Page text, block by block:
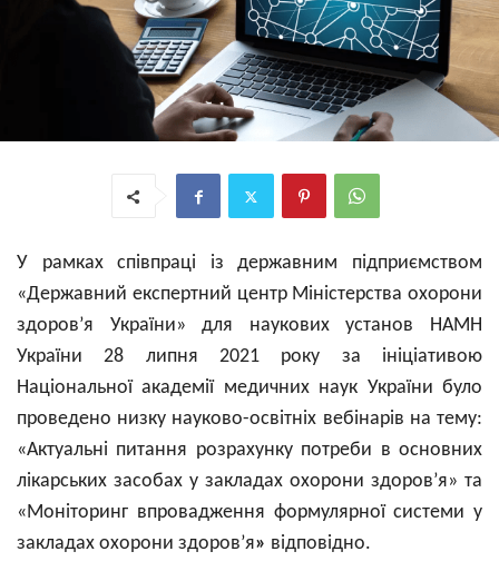
У рамках співпраці іздержавним підприємством
«Державний експертний центр Міністерства охорони
здоров’я України» для наукових установ НАМН
України 28 липня 2021 року за ініціативою
Національної академії медичних наук України було
проведено низку науково-освітніх вебінарів на тему:
«Актуальні питання розрахунку потреби в основних
лікарських засобах у закладах охорони здоров’я» та
«Моніторинг впровадження формулярної системи у
закладах охорони здоров’я» відповідно.